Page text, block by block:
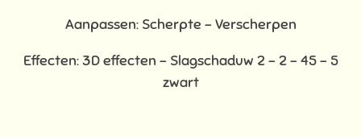
Aanpassen: Scherpte – Verscherpen
Effecten: 3D effecten - Slagschaduw 2 – 2 – 45 – 5
zwart